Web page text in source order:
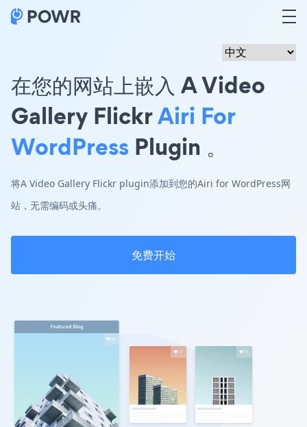
在您的网站上嵌入 A Video
Gallery FlickrAiri For
WordPress Plugin 。
将A Video Gallery Flickr plugin添加到您的Airi for WordPress网
站，无需编码或头痛。
免费开始